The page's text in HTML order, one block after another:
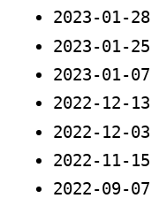
2023-01-28
2023-01-25
2023-01-07
2022-12-13
2022-12-03
2022-11-15
2022-09-07